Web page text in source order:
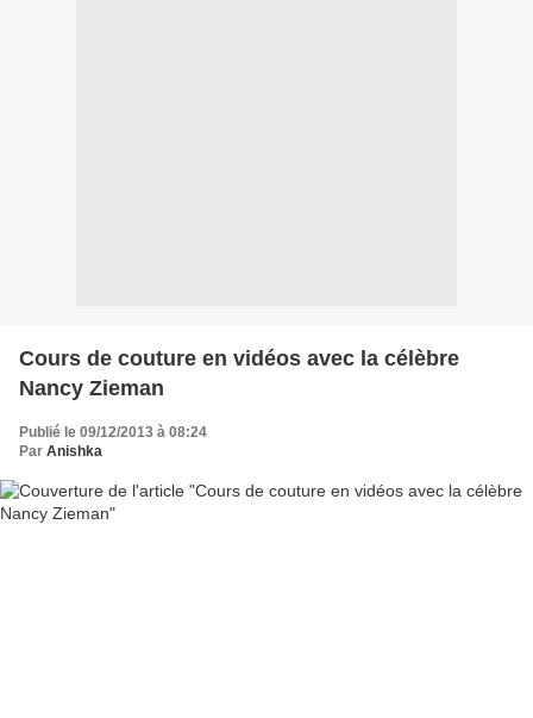
Cours de couture en vidéos avec la célèbre
Nancy Zieman
Publié le 09/12/2013 à 08:24
Par Anishka